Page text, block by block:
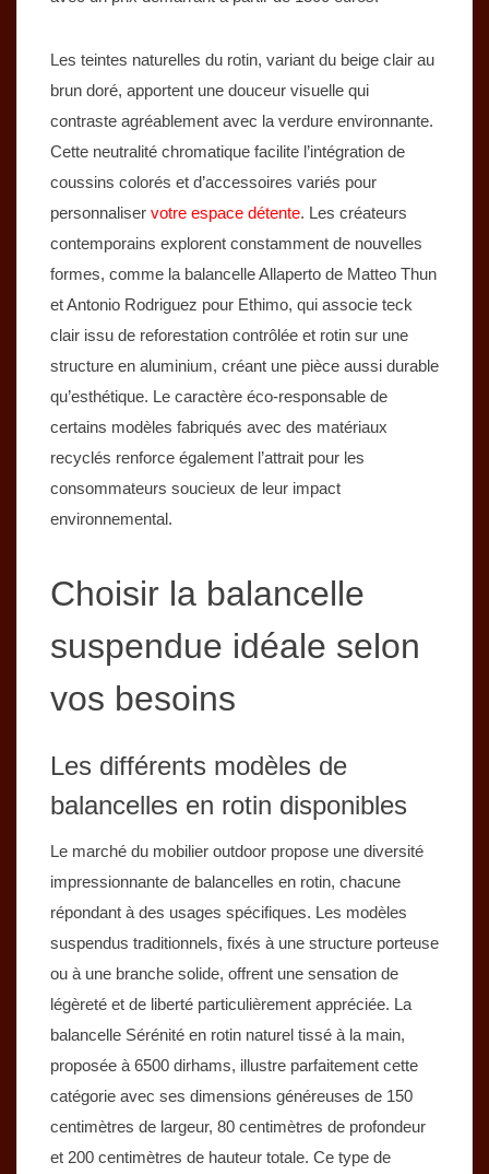
Les teintes naturelles du rotin, variant du beige clair au
brun doré, apportent une douceur visuelle qui
contraste agréablement avec la verdure environnante.
Cette neutralité chromatique facilite l’intégration de
coussins colorés et d’accessoires variés pour
personnaliser votre espace détente. Les créateurs
contemporains explorent constamment de nouvelles
formes, comme la balancelle Allaperto de Matteo Thun
et Antonio Rodriguez pour Ethimo, qui associe teck
clair issu de reforestation contrôlée et rotin sur une
structure en aluminium, créant une pièce aussi durable
qu’esthétique. Le caractère éco-responsable de
certains modèles fabriqués avec des matériaux
recyclés renforce également l’attrait pour les
consommateurs soucieux de leur impact
environnemental.
Choisir la balancelle
suspendue idéale selon
vos besoins
Les différents modèles de
balancelles en rotin disponibles
Le marché du mobilier outdoor propose une diversité
impressionnante de balancelles en rotin, chacune
répondant à des usages spécifiques. Les modèles
suspendus traditionnels, fixés à une structure porteuse
ou à une branche solide, offrent une sensation de
légèreté et de liberté particulièrement appréciée. La
balancelle Sérénité en rotin naturel tissé à la main,
proposée à 6500 dirhams, illustre parfaitement cette
catégorie avec ses dimensions généreuses de 150
centimètres de largeur, 80 centimètres de profondeur
et 200 centimètres de hauteur totale. Ce type de